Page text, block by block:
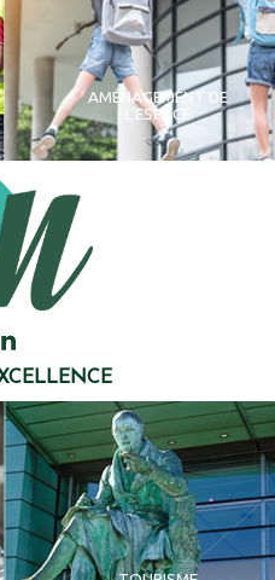
AMÉNAGEMENT DE
L'ESPACE